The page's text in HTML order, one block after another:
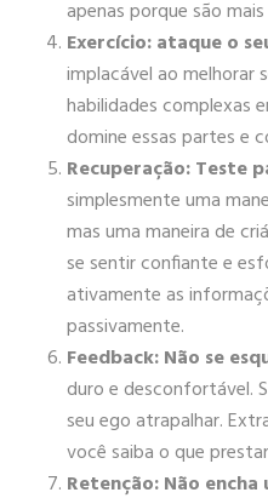
apenas porque são
Exercício: ataque o
implacável ao melhorar
habilidades complexas
domine essas partes e
Recuperação: Teste
simplesmente uma
mas uma maneira de
se sentir confiante e
ativamente as
passivamente.
Feedback: Não se
duro e desconfortável.
seu ego atrapalhar.
você saiba o que
Retenção: Não encha